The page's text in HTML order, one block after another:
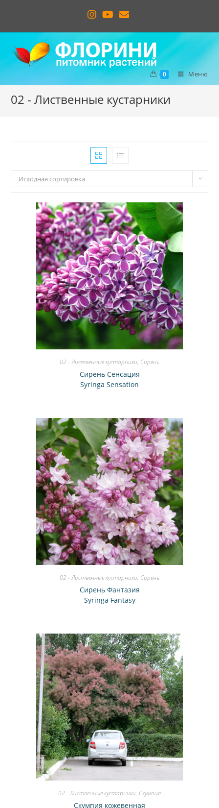
0 Меню
02 - Лиственные кустарники
Исходная сортировка
02 - Лиственные кустарники, Сирень
Сирень Сенсация
Syringa Sensation
02 - Лиственные кустарники, Сирень
Сирень Фантазия
Syringa Fantasy
02 - Лиственные кустарники, Скумпия
Скумпия кожевенная